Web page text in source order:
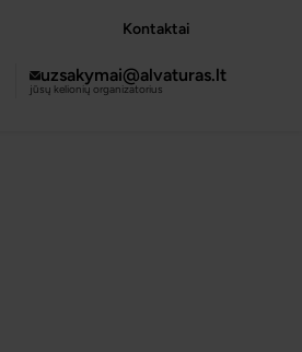
Kontaktai
uzsakymai@alvaturas.lt
jūsų kelionių organizatorius